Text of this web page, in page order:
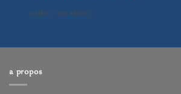
mebble / trip advisor
a propos